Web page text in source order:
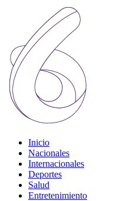
Inicio
Nacionales
Internacionales
Deportes
Salud
Entretenimiento